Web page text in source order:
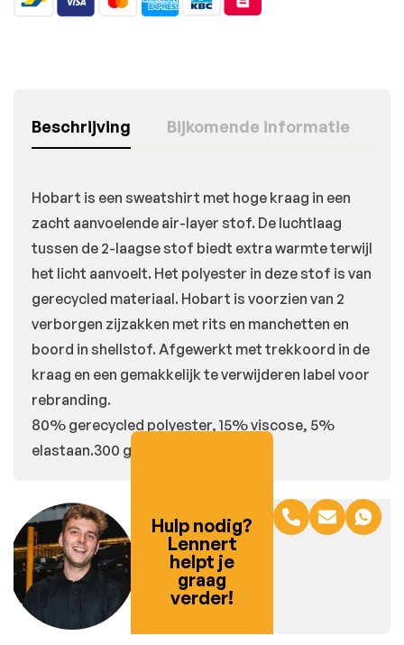
Beschrijving Bijkomende informatie
Hobart is een sweatshirt met hoge kraag in een
zacht aanvoelende air-layer stof. De luchtlaag
tussen de 2-laagse stof biedt extra warmte terwijl
het licht aanvoelt. Het polyester in deze stof is van
gerecycled materiaal. Hobart is voorzien van 2
verborgen zijzakken met rits en manchetten en
boord in shellstof. Afgewerkt met trekkoord in de
kraag en een gemakkelijk te verwijderen label voor
rebranding.
80% gerecycled polyester, 15% viscose, 5%
elastaan.300 g/m2.
Hulp nodig?
Lennert
helpt je
graag
verder!